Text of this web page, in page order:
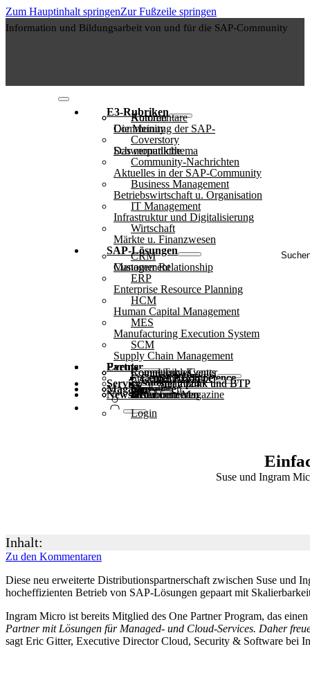
Zum Hauptinhalt springenZur Fußzeile springen
Information und Bildungsarbeit von und für die SAP-Community
E3-Rubriken
Autoren
Kommentare
Die Meinung der SAP-Community
Coverstory
Das monatliche Schwerpunktthema
Community-Nachrichten
Aktuelles in der SAP-Community
Business Management
Betriebswirtschaft u. Organisation
IT Management
Infrastruktur und Digitalisierung
Wirtschaft
Märkte u. Finanzwesen
SAP-Lösungen
CRM
Customer Relationship Management
ERP
Enterprise Resource Planning
HCM
Human Capital Management
MES
Manufacturing Execution System
SCM
Supply Chain Management
Partner
EventsCommunity-Events
Round Tables
Competence Center
SAP Competence Center 2025
SAP Competence Center 2024
SAP Competence Center 2023
Steampunk & BTP
Steampunk und BTP Summit 2025
Steampunk und BTP Summit 2024
Webinare
ServiceGlossar
Formulare
Kontakt
Mediadaten
Magazinhier abonnieren
für Abonnenten
kostenfreie Magazine
Newsletter
Login
..
Suse und Ingram
Inhalt:
Zu den Kommentaren
Diese neu erweiterte Distributionspartnerschaft zwischen Suse und
hocheffizienten Betrieb von SAP-Lösungen gepaart mit
In­gram Micro ist bereits Mitglied des One Partner Program, das
Partner mit Lösungen für Managed- und Cloud-Services. Daher
sagt Eric Gitter, Executive Director Cloud, Security & Software bei